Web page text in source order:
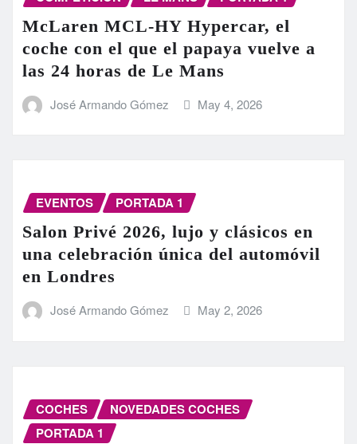
McLaren MCL-HY Hypercar, el
coche con el que el papaya vuelve a
las 24 horas de Le Mans
José Armando Gómez May 4, 2026
EVENTOS PORTADA 1
Salon Privé 2026, lujo y clásicos en
una celebración única del automóvil
en Londres
José Armando Gómez May 2, 2026
COCHES
NOVEDADES COCHES
PORTADA 1